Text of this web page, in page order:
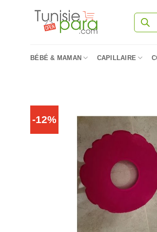
produits
BÉBÉ & MAMAN CAPILLAIRE
-12%